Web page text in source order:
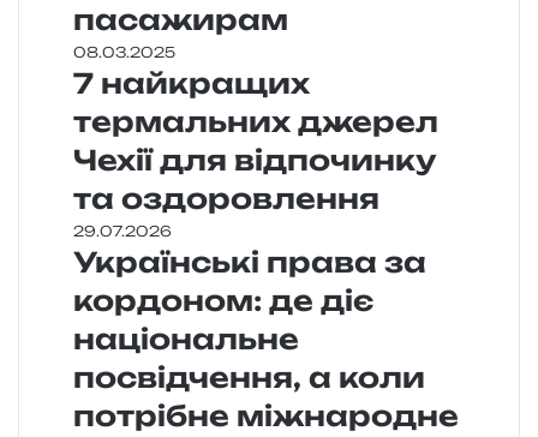
пасажирам
08.03.2025
7 найкращих
термальних джерел
Чехії для відпочинку
та оздоровлення
29.07.2026
Українські права за
кордоном: де діє
національне
посвідчення, а коли
потрібне міжнародне